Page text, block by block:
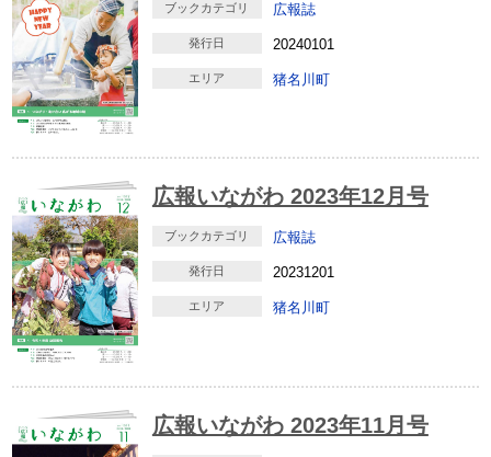
ブックカテゴリ 広報誌
発行日 20240101
エリア 猪名川町
広報いながわ 2023年12月号
ブックカテゴリ 広報誌
発行日 20231201
エリア 猪名川町
広報いながわ 2023年11月号